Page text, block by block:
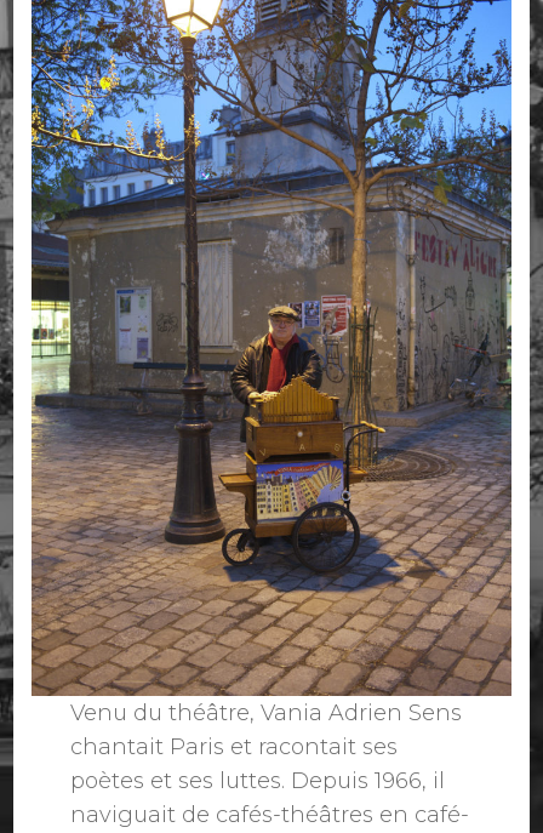
Venu du théâtre, Vania Adrien Sens
chantait Paris et racontait ses
poètes et ses luttes. Depuis 1966, il
naviguait de cafés-théâtres en café-